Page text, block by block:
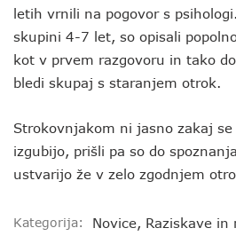
letih vrnili na pogovor s
skupini 4-7 let, so opisali
kot v prvem razgovoru in tako
bledi skupaj s staranjem otrok.
Strokovnjakom ni jasno zakaj
izgubijo, prišli pa so do
ustvarijo že v zelo zgodnjem
Kategorija: Novice, Raziskave in